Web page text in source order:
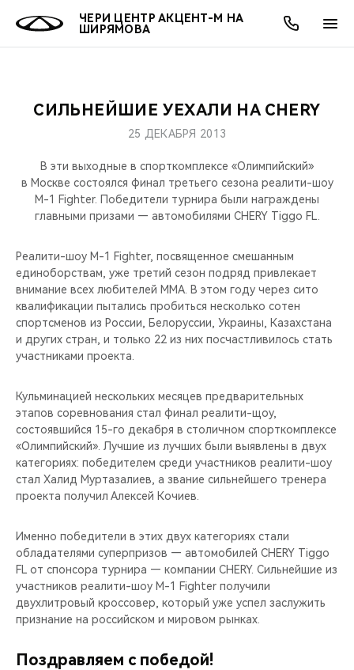
ЧЕРИ ЦЕНТР АКЦЕНТ-М НА
ШИРЯМОВА
МОДЕЛИ
КРОССОВЕРЫ
СЕДАНЫ
НОВИНКИ
ПОКУПАТЕЛЯМ
КРЕДИТ И СТРАХОВАНИЕ
ВЛАДЕЛЬЦАМ
ЗАПЧАСТИ И АКСЕССУАРЫ
CHERY CONNECT
МИР CHERY
О БРЕНДЕ
ЛЮДИ CHERY
БЛАГОТВОРИТЕЛЬНОСТЬ
CHERY REMOTE
CHERY И СПОРТ
НАШИ МЕРОПРИЯТИЯ
ВИДЕООБЗОРЫ
АКЦИИ
ОНЛАЙН СЕРВИСЫ
КРЕДИТ
О КОМПАНИИ
МЫ В СОЦСЕТЯХ
СИЛЬНЕЙШИЕ УЕХАЛИ НА CHERY
25 ДЕКАБРЯ 2013
В эти выходные в спорткомплексе «Олимпийский»
в Москве состоялся финал третьего сезона реалити-шоу
M-1 Fighter. Победители турнира были награждены
главными призами — автомобилями CHERY Tiggo FL.
Реалити-шоу M-1 Fighter, посвященное смешанным
единоборствам, уже третий сезон подряд привлекает
внимание всех любителей MMA. В этом году через сито
квалификации пытались пробиться несколько сотен
спортсменов из России, Белоруссии, Украины, Казахстана
и других стран, и только 22 из них посчастливилось стать
участниками проекта.
Кульминацией нескольких месяцев предварительных
этапов соревнования стал финал реалити-щоу,
состоявшийся 15-го декабря в столичном спорткомплексе
«Олимпийский». Лучшие из лучших были выявлены в двух
категориях: победителем среди участников реалити-шоу
стал Халид Муртазалиев, а звание сильнейшего тренера
проекта получил Алексей Кочиев.
Именно победители в этих двух категориях стали
обладателями суперпризов — автомобилей CHERY Tiggo
FL от спонсора турнира — компании CHERY. Сильнейшие из
участников реалити-шоу M-1 Fighter получили
двухлитровый кроссовер, который уже успел заслужить
признание на российском и мировом рынках.
Поздравляем с победой!